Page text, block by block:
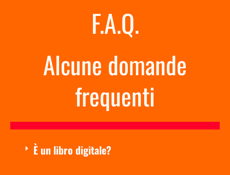
F.A.Q.
Alcune domande
frequenti
È un libro digitale?